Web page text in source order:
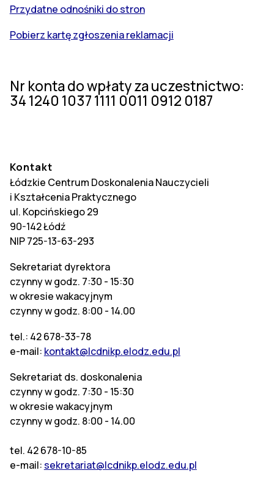
Przydatne odnośniki do stron
Pobierz kartę zgłoszenia reklamacji
Nr konta do wpłaty za uczestnictwo:
34 1240 1037 1111 0011 0912 0187
Kontakt
Łódzkie Centrum Doskonalenia Nauczycieli
i Kształcenia Praktycznego
ul. Kopcińskiego 29
90-142 Łódź
NIP 725-13-63-293
Sekretariat dyrektora
czynny w godz. 7:30 - 15:30
w okresie wakacyjnym
czynny w godz. 8:00 - 14.00
tel.: 42 678-33-78
e-mail: kontakt@lcdnikp.elodz.edu.pl
Sekretariat ds. doskonalenia
czynny w godz. 7:30 - 15:30
w okresie wakacyjnym
czynny w godz. 8:00 - 14.00
tel. 42 678-10-85
e-mail:sekretariat@lcdnikp.elodz.edu.pl